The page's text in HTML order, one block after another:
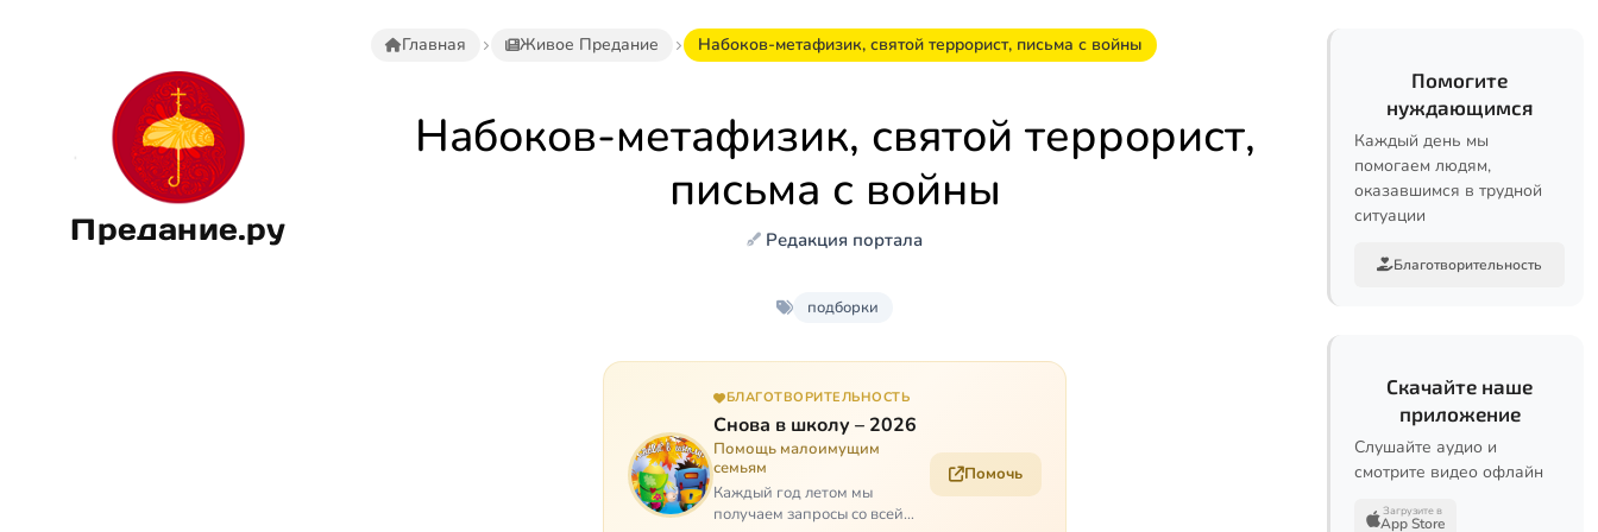
Предание.ру
Главная Живое Предание Набоков-метафизик, святой террорист, письма с войны
Набоков-метафизик, святой террорист,
письма с войны
Редакция портала
подборки
БЛАГОТВОРИТЕЛЬНОСТЬ
Снова в школу – 2026
Помощь малоимущим
семьям
Каждый год летом мы
получаем запросы со всей
Помочь
Помогите
нуждающимся
Каждый день мы
помогаем людям,
оказавшимся в трудной
ситуации
Благотворительность
Скачайте наше
приложение
Слушайте аудио и
смотрите видео офлайн
Загрузите в
App Store